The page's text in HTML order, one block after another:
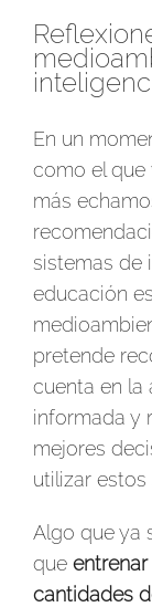
En un
como el que
más
sistemas de
educación
pretende
cuenta en la
informada y
mejores
utilizar estos
Algo que ya
que
cantidades